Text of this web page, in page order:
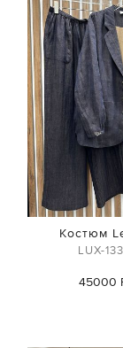
Костюм
LUX-
45000